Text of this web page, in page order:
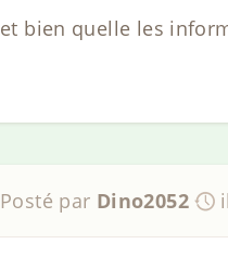
et bien quelle les
Posté par Dino2052